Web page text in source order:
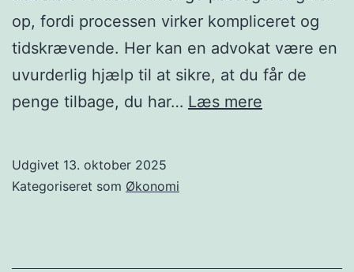
op, fordi processen virker kompliceret og
tidskrævende. Her kan en advokat være en
uvurderlig hjælp til at sikre, at du får de
penge tilbage, du har… Læs mere
Udgivet 13. oktober 2025
Kategoriseret som Økonomi